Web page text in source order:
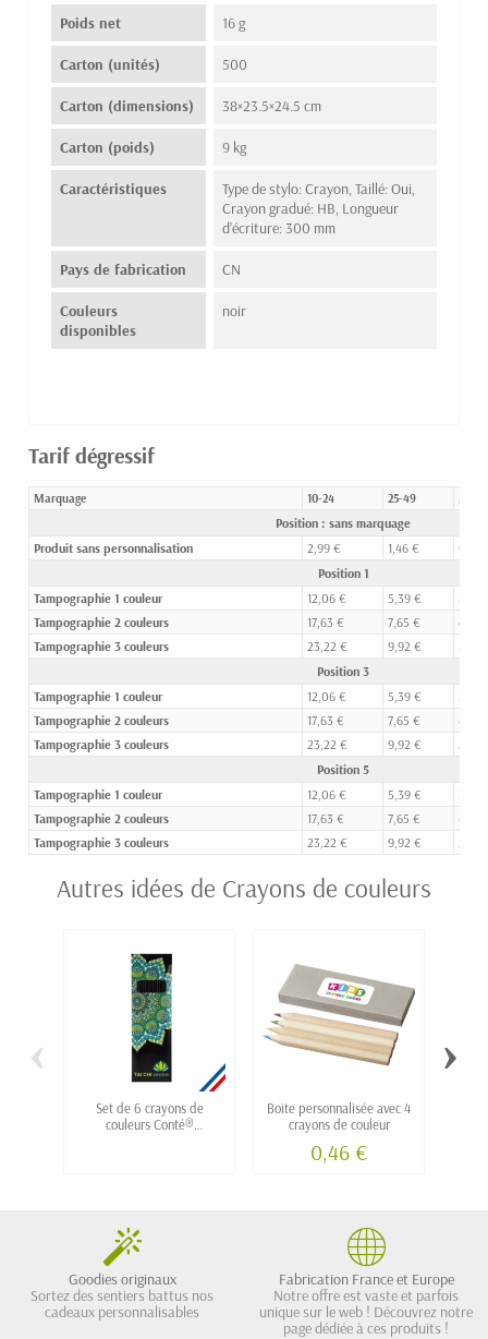
Poids net 16 g
Carton (unités) 500
Carton (dimensions) 38×23.5×24.5 cm
Carton (poids) 9 kg
Caractéristiques
Type de stylo: Crayon, Taillé: Oui,
Crayon gradué: HB, Longueur
d’écriture: 300 mm
Pays de fabrication CN
Couleurs
disponibles
noir
Tarif dégressif
Marquage 10-24 25-49 50-99
Position : sans marquage
Produit sans personnalisation
2,99 € 1,46 €
0,95
Position 1
Tampographie 1 couleur
12,06 € 5,39 €
3,12
Tampographie 2 couleurs
17,63 € 7,65 €
4,32
Tampographie 3 couleurs
23,22 € 9,92 €
5,51
Position 3
Tampographie 1 couleur
12,06 € 5,39 €
3,12
Tampographie 2 couleurs
17,63 € 7,65 €
4,32
Tampographie 3 couleurs
23,22 € 9,92 €
5,51
Position 5
Tampographie 1 couleur
12,06 € 5,39 €
3,12
Tampographie 2 couleurs
17,63 € 7,65 €
4,32
Tampographie 3 couleurs
23,22 € 9,92 € 5,51
Autres idées de Crayons de couleurs
Set de 6 crayons de
couleurs Conté®
Boite personnalisée avec 4
crayons de couleur
0,46 €
‹ ›
Goodies originaux
Sortez des sentiers battus nos
cadeaux personnalisables
Fabrication France et Europe
Notre offre est vaste et parfois
unique sur le web ! Découvrez notre
page dédiée à ces produits !